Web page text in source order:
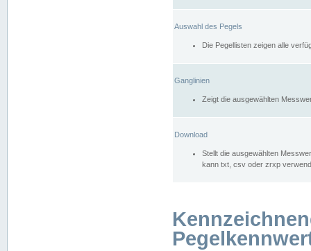
Auswahl des Pegels
Die Pegellisten zeigen alle
Ganglinien
Zeigt die ausgewählten
Download
Stellt die ausgewählten
kann txt, csv oder zrxp